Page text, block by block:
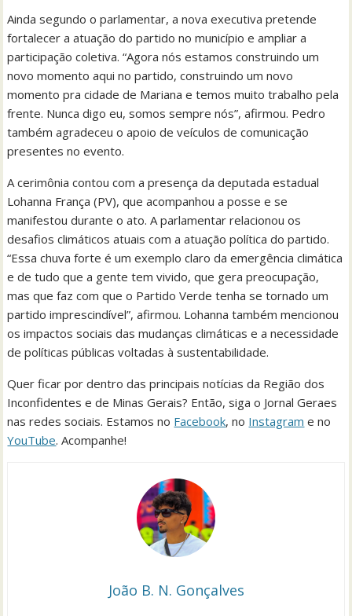
Ainda segundo o parlamentar, a nova executiva pretende
fortalecer a atuação do partido no município e ampliar a
participação coletiva. “Agora nós estamos construindo um
novo momento aqui no partido, construindo um novo
momento pra cidade de Mariana e temos muito trabalho pela
frente. Nunca digo eu, somos sempre nós”, afirmou. Pedro
também agradeceu o apoio de veículos de comunicação
presentes no evento.
A cerimônia contou com a presença da deputada estadual
Lohanna França (PV), que acompanhou a posse e se
manifestou durante o ato. A parlamentar relacionou os
desafios climáticos atuais com a atuação política do partido.
“Essa chuva forte é um exemplo claro da emergência climática
e de tudo que a gente tem vivido, que gera preocupação,
mas que faz com que o Partido Verde tenha se tornado um
partido imprescindível”, afirmou. Lohanna também mencionou
os impactos sociais das mudanças climáticas e a necessidade
de políticas públicas voltadas à sustentabilidade.
Quer ficar por dentro das principais notícias da Região dos
Inconfidentes e de Minas Gerais? Então, siga o Jornal Geraes
nas redes sociais. Estamos no Facebook, no Instagram e no
YouTube. Acompanhe!
João B. N. Gonçalves